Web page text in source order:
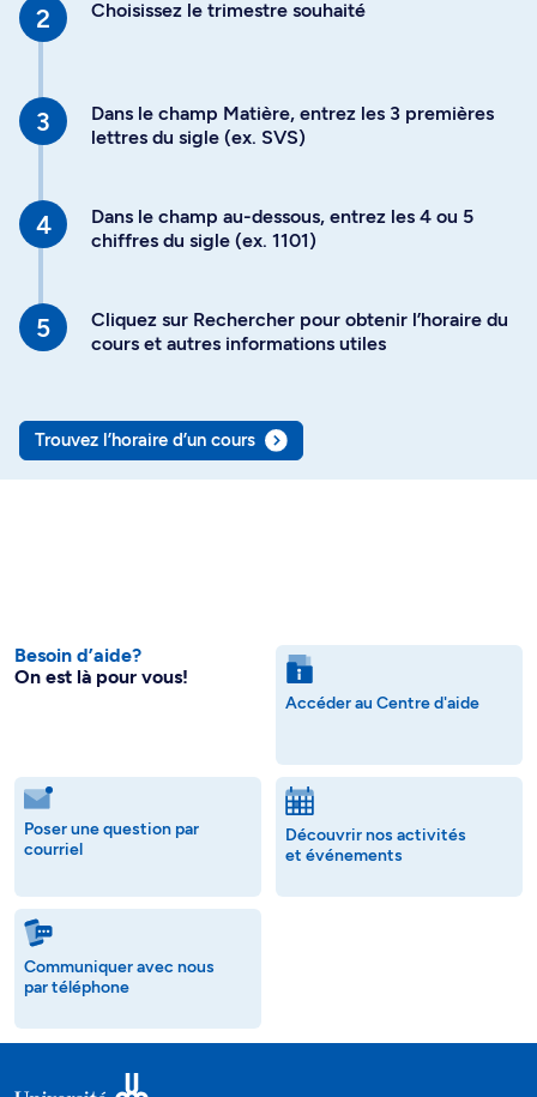
Choisissez le trimestre souhaité
Dans le champ Matière, entrez les 3 premières
lettres du sigle (ex. SVS)
Dans le champ au-dessous, entrez les 4 ou 5
chiffres du sigle (ex. 1101)
Cliquez sur Rechercher pour obtenir l’horaire du
cours et autres informations utiles
Trouvez l’horaire d’un cours
Besoin d’aide?
On est là pour vous!
Accéder au Centre d'aide
Poser une question par
courriel
Découvrir nos activités
et événements
Communiquer avec nous
par téléphone